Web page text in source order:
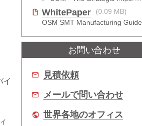
イ
WhitePaper
(0.09 MB)
OSM SMT Manufacturing Guide
お問い合わせ
見積依頼
メールで問い合わせ
世界各地のオフィス